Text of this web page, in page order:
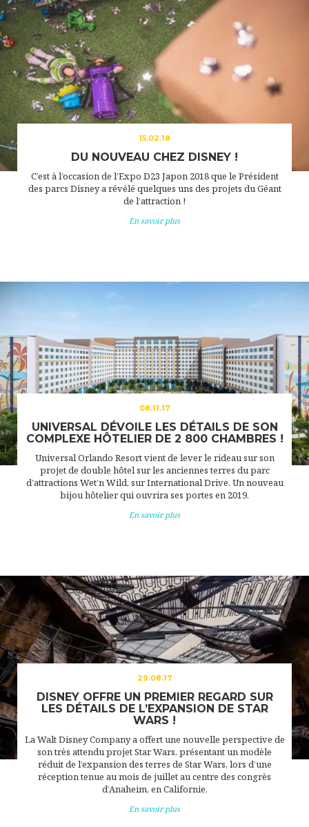
15.02.18
DU NOUVEAU CHEZ DISNEY !
C’est à l’occasion de l’Expo D23 Japon 2018 que le Président
des parcs Disney a révélé quelques uns des projets du Géant
de l’attraction !
En savoir plus
08.11.17
UNIVERSAL DÉVOILE LES DÉTAILS DE SON
COMPLEXE HÔTELIER DE 2 800 CHAMBRES !
Universal Orlando Resort vient de lever le rideau sur son
projet de double hôtel sur les anciennes terres du parc
d’attractions Wet’n Wild, sur International Drive. Un nouveau
bijou hôtelier qui ouvrira ses portes en 2019.
En savoir plus
29.08.17
DISNEY OFFRE UN PREMIER REGARD SUR
LES DÉTAILS DE L’EXPANSION DE STAR
WARS !
La Walt Disney Company a offert une nouvelle perspective de
son très attendu projet Star Wars, présentant un modèle
réduit de l’expansion des terres de Star Wars, lors d’une
réception tenue au mois de juillet au centre des congrès
d’Anaheim, en Californie.
En savoir plus